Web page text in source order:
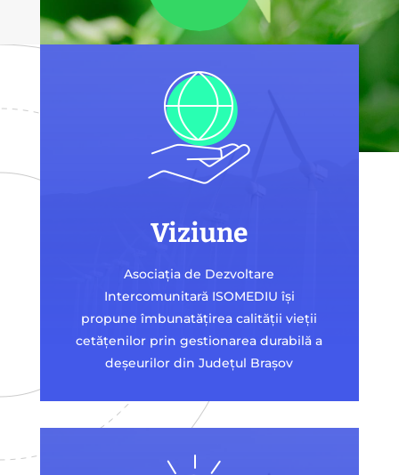
Viziune
Asociația de Dezvoltare
Intercomunitară ISOMEDIU își
propune îmbunatățirea calității vieții
cetățenilor prin gestionarea durabilă a
deșeurilor din Județul Brașov